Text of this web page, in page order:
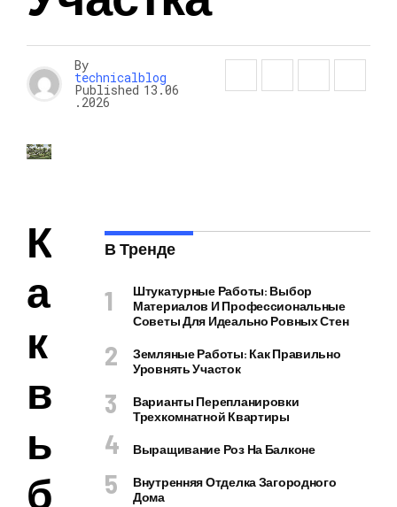
By
technicalblog
Published 13.06
.2026
К
а
к
в
ы
б
В Тренде
Штукатурные Работы: Выбор
Материалов И Профессиональные
Советы Для Идеально Ровных Стен
Земляные Работы: Как Правильно
Уровнять Участок
Варианты Перепланировки
Трехкомнатной Квартиры
Выращивание Роз На Балконе
Внутренняя Отделка Загородного
Дома